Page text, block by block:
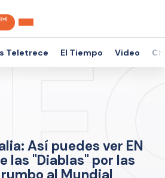
Teletrece El Tiempo Video
Así puedes ver EN
las "Diablas" por las